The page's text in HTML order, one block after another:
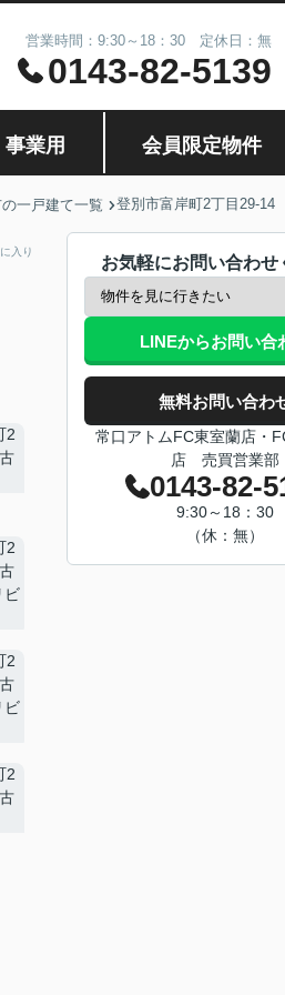
営業時間：9:30～18：30 定休日：無
0143-82-5139
業用 会員限定物件
一戸建て一覧 登別市富岸町2丁目29-
入り
お気軽にお問い合わせ
LINEからお問い合
無料お問い合わ
常口アトムFC東室蘭店・
店 売買営業部
0143-82-
9:30～18：30
（休：無）